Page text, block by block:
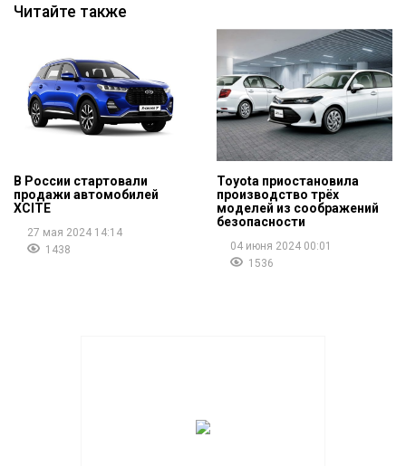
Читайте также
В России стартовали
продажи автомобилей
XCITE
27 мая 2024 14:14
1438
Toyota приостановила
производство трёх
моделей из соображений
безопасности
04 июня 2024 00:01
1536